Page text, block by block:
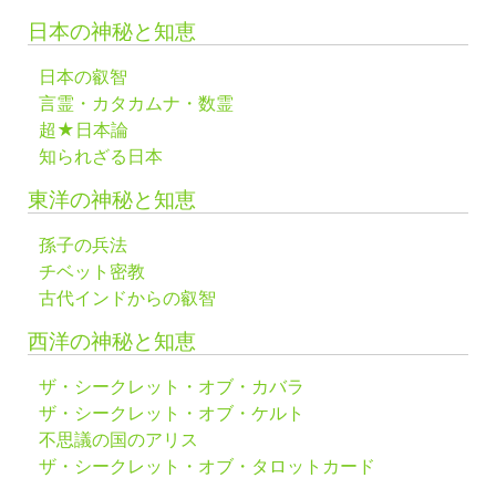
日本の神秘と知恵
日本の叡智
言霊・カタカムナ・数霊
超★日本論
知られざる日本
東洋の神秘と知恵
孫子の兵法
チベット密教
古代インドからの叡智
西洋の神秘と知恵
ザ・シークレット・オブ・カバラ
ザ・シークレット・オブ・ケルト
不思議の国のアリス
ザ・シークレット・オブ・タロットカード